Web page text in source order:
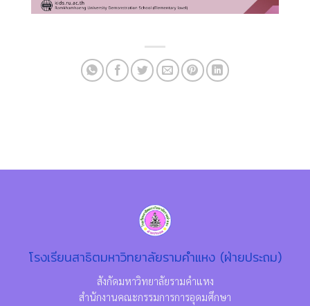
โรงเรียนสาธิตมหาวิทยาลัยรามคำแหง (ฝ่ายประถม)
สังกัดมหาวิทยาลัยรามคำแหง
สำนักงานคณะกรรมการการอุดมศึกษา